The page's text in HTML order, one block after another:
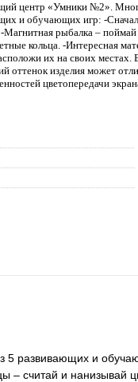
центр «Умники №2».
и обучающих игр: -
-Магнитная рыбалка –
кольца. -Интересная
их на своих местах.
оттенок изделия может
цветопередачи
5 развивающих и
– считай и нанизывай